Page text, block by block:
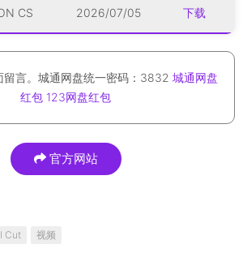
CS 2026/07/05 下载
留言。城通网盘统一密码：3832 城通网盘
红包 123网盘红包
官方网站
Cut 视频